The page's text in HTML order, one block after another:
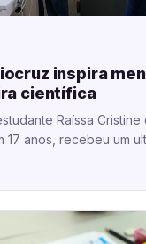
inspira
científica
Raíssa
17 anos, recebeu um